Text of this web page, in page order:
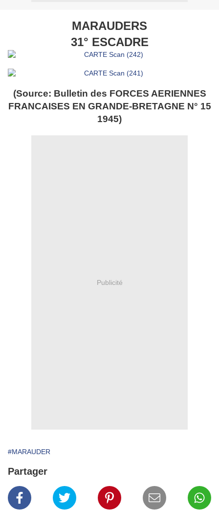
MARAUDERS
31° ESCADRE
(Source: Bulletin des FORCES AERIENNES
FRANCAISES EN GRANDE-BRETAGNE N° 15
1945)
Publicité
#MARAUDER
Partager